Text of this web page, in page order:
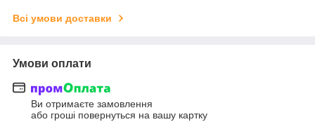
Всі умови доставки
Умови оплати
Ви отримаєте замовлення
або гроші повернуться на вашу картку